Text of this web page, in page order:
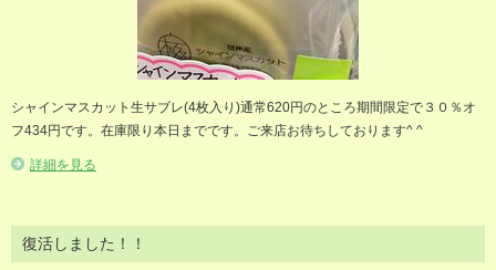
シャインマスカット生サブレ(4枚入り)通常620円のところ期間限定で３０％オ
フ434円です。在庫限り本日までです。ご来店お待ちしております^ ^
詳細を見る
復活しました！！